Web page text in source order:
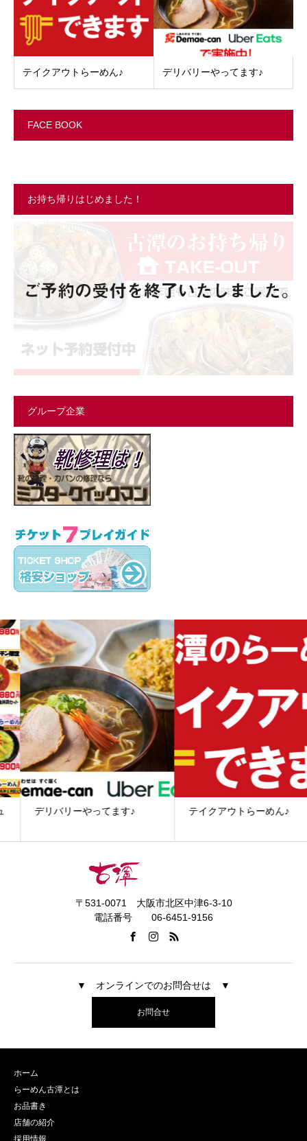
テイクアウトらーめん♪ デリバリーやってます♪
FACE BOOK
お持ち帰りはじめました！
グループ企業
デリバリーやってます♪ テイクアウトらーめん♪
〒531-0071 大阪市北区中津6-3-10
電話番号 06-6451-9156
▼ オンラインでのお問合せは ▼
お問合せ
ホーム
らーめん古潭とは
お品書き
店舗の紹介
採用情報